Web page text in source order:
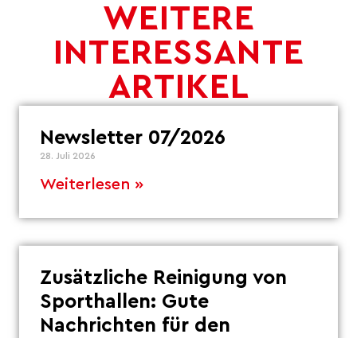
WEITERE
INTERESSANTE
ARTIKEL
Newsletter 07/2026
28. Juli 2026
Weiterlesen »
Zusätzliche Reinigung von
Sporthallen: Gute
Nachrichten für den